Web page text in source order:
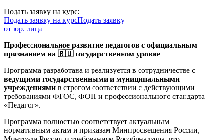
Подать заявку на курс:
Подать заявку на курсПодать заявку
от юр. лица
Профессиональное развитие педагогов с официальным
признанием на 🇷🇺 государственном уровне
Программа разработана и реализуется в сотрудничестве с
ведущими государственными и муниципальными
учреждениями в строгом соответствии с действующими
требованиями ФГОС, ФОП и профессионального стандарта
«Педагог».
Программа полностью соответствует актуальным
нормативным актам и приказам Минпросвещения России,